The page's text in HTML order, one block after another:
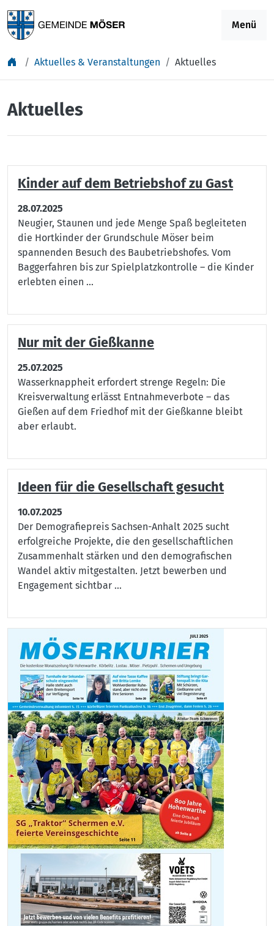
Menü
Aktuelles & Veranstaltungen Aktuelles
Aktuelles
Kinder auf dem Betriebshof zu Gast
28.07.2025
Neugier, Staunen und jede Menge Spaß begleiteten
die Hortkinder der Grundschule Möser beim
spannenden Besuch des Baubetriebshofes. Vom
Baggerfahren bis zur Spielplatzkontrolle – die Kinder
erlebten einen ...
Nur mit der Gießkanne
25.07.2025
Wasserknappheit erfordert strenge Regeln: Die
Kreisverwaltung erlässt Entnahmeverbote – das
Gießen auf dem Friedhof mit der Gießkanne bleibt
aber erlaubt.
Ideen für die Gesellschaft gesucht
10.07.2025
Der Demografiepreis Sachsen-Anhalt 2025 sucht
erfolgreiche Projekte, die den gesellschaftlichen
Zusammenhalt stärken und den demografischen
Wandel aktiv mitgestalten. Jetzt bewerben und
Engagement sichtbar ...